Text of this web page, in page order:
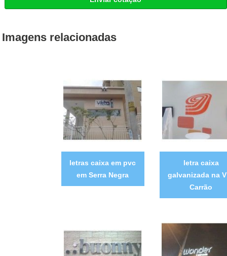
Imagens relacionadas
letras caixa em pvc
em Serra Negra
letra caixa
galvanizada na
Carrão